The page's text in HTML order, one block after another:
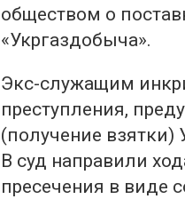
обществом о
«Укргаздобыча».
Экс-служащим
преступления,
(получение взятки)
В суд направили
пресечения в виде